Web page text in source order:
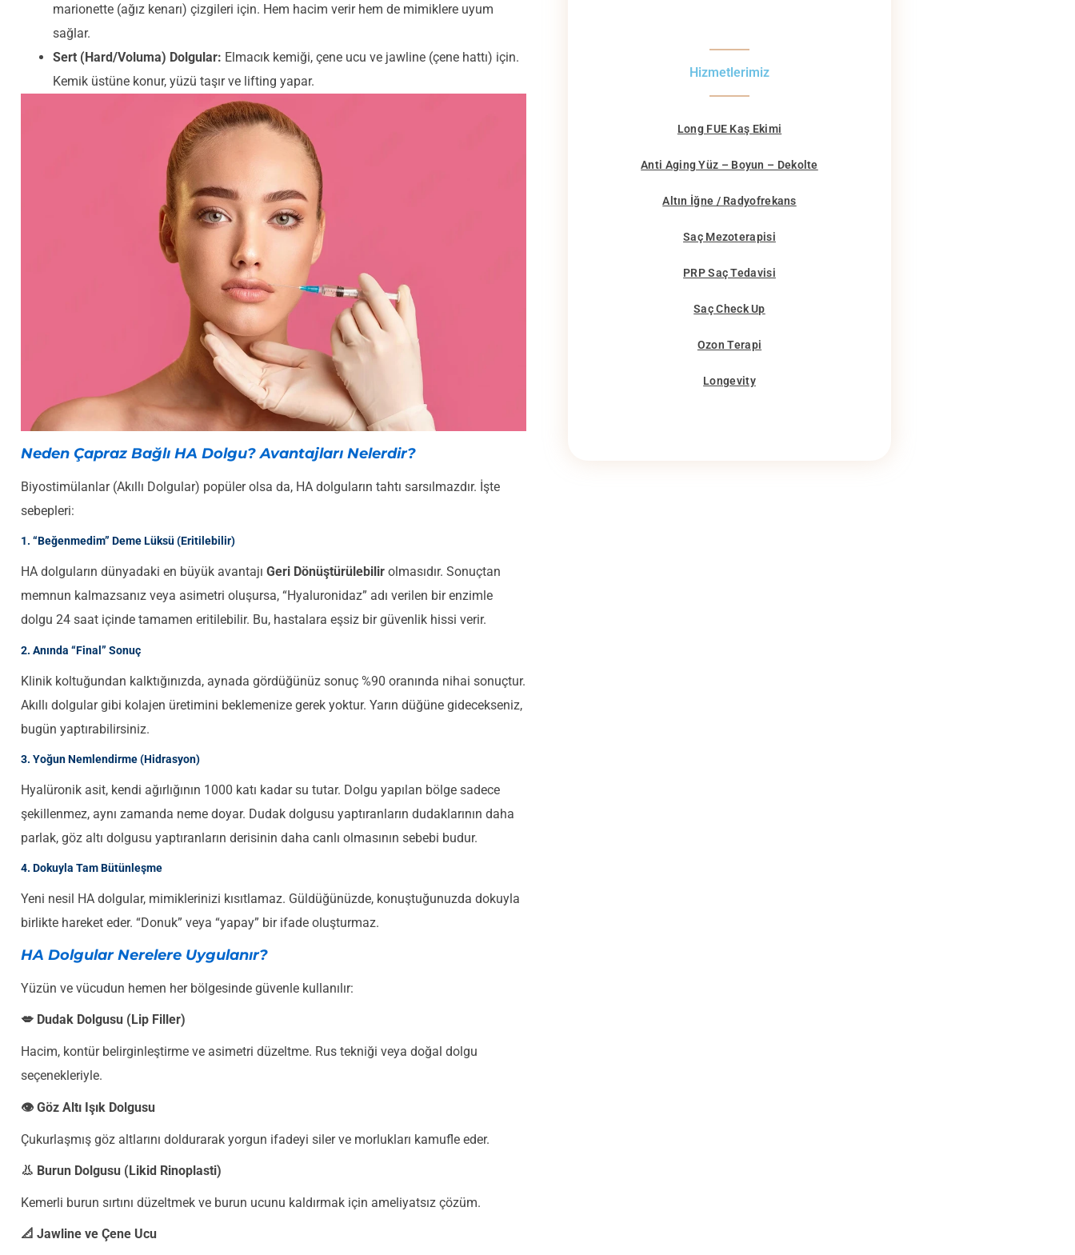
marionette (ağız kenarı) çizgileri için. Hem hacim verir hem de mimiklere uyum
sağlar.
Sert (Hard/Voluma) Dolgular: Elmacık kemiği, çene ucu ve jawline (çene hattı) için.
Kemik üstüne konur, yüzü taşır ve lifting yapar.
Neden Çapraz Bağlı HA Dolgu? Avantajları Nelerdir?
Biyostimülanlar (Akıllı Dolgular) popüler olsa da, HA dolguların tahtı sarsılmazdır. İşte
sebepleri:
1. “Beğenmedim” Deme Lüksü (Eritilebilir)
HA dolguların dünyadaki en büyük avantajı Geri Dönüştürülebilir olmasıdır. Sonuçtan
memnun kalmazsanız veya asimetri oluşursa, “Hyaluronidaz” adı verilen bir enzimle
dolgu 24 saat içinde tamamen eritilebilir. Bu, hastalara eşsiz bir güvenlik hissi verir.
2. Anında “Final” Sonuç
Klinik koltuğundan kalktığınızda, aynada gördüğünüz sonuç %90 oranında nihai sonuçtur.
Akıllı dolgular gibi kolajen üretimini beklemenize gerek yoktur. Yarın düğüne gidecekseniz,
bugün yaptırabilirsiniz.
3. Yoğun Nemlendirme (Hidrasyon)
Hyalüronik asit, kendi ağırlığının 1000 katı kadar su tutar. Dolgu yapılan bölge sadece
şekillenmez, aynı zamanda neme doyar. Dudak dolgusu yaptıranların dudaklarının daha
parlak, göz altı dolgusu yaptıranların derisinin daha canlı olmasının sebebi budur.
4. Dokuyla Tam Bütünleşme
Yeni nesil HA dolgular, mimiklerinizi kısıtlamaz. Güldüğünüzde, konuştuğunuzda dokuyla
birlikte hareket eder. “Donuk” veya “yapay” bir ifade oluşturmaz.
HA Dolgular Nerelere Uygulanır?
Yüzün ve vücudun hemen her bölgesinde güvenle kullanılır:
💋 Dudak Dolgusu (Lip Filler)
Hacim, kontür belirginleştirme ve asimetri düzeltme. Rus tekniği veya doğal dolgu
seçenekleriyle.
👁️ Göz Altı Işık Dolgusu
Çukurlaşmış göz altlarını doldurarak yorgun ifadeyi siler ve morlukları kamufle eder.
👃 Burun Dolgusu (Likid Rinoplasti)
Kemerli burun sırtını düzeltmek ve burun ucunu kaldırmak için ameliyatsız çözüm.
📐 Jawline ve Çene Ucu
Hizmetlerimiz
Long FUE Kaş Ekimi
Anti Aging Yüz – Boyun – Dekolte
Altın İğne / Radyofrekans
Saç Mezoterapisi
PRP Saç Tedavisi
Saç Check Up
Ozon Terapi
Longevity